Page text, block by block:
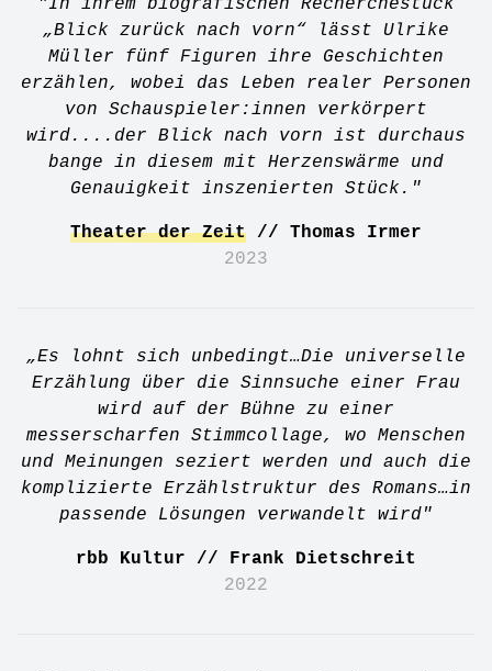
"In ihrem biografischen Recherchestück
„Blick zurück nach vorn“ lässt Ulrike
Müller fünf Figuren ihre Geschichten
erzählen, wobei das Leben realer Personen
von Schauspieler:innen verkörpert
wird....der Blick nach vorn ist durchaus
bange in diesem mit Herzenswärme und
Genauigkeit inszenierten Stück."
Theater der Zeit // Thomas Irmer
2023
„Es lohnt sich unbedingt…Die universelle
Erzählung über die Sinnsuche einer Frau
wird auf der Bühne zu einer
messerscharfen Stimmcollage, wo Menschen
und Meinungen seziert werden und auch die
komplizierte Erzählstruktur des Romans…in
passende Lösungen verwandelt wird"
rbb Kultur // Frank Dietschreit
2022